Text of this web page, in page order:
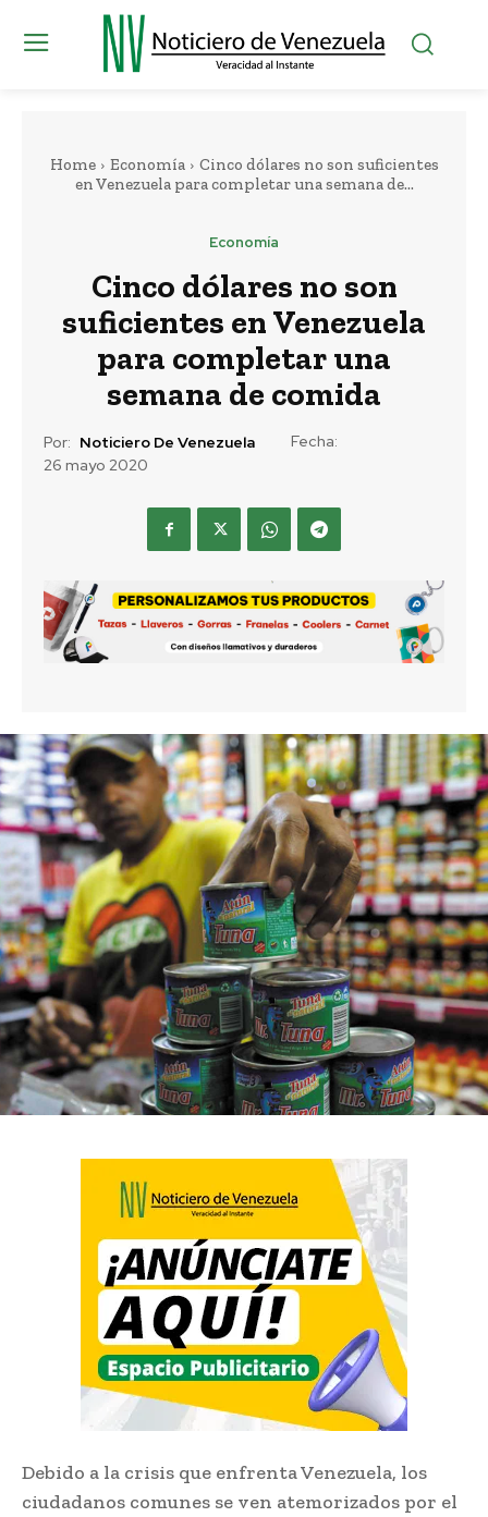
Home Economía
Cinco dólares no son suficientes
en Venezuela para completar una semana de...
Economía
Cinco dólares no son
suficientes en Venezuela
para completar una
semana de comida
Por: Noticiero De Venezuela
Fecha:
26 mayo 2020
Debido a la crisis que enfrenta Venezuela, los
ciudadanos comunes se ven atemorizados por el